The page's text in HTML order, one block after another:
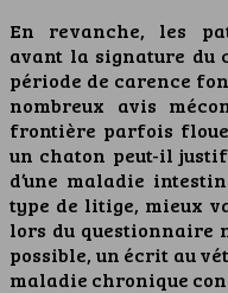
En revanche, les
avant la signature du
période de carence
nombreux avis
frontière parfois
un chaton peut-il
d’une maladie
type de litige, mieux
lors du questionnaire
possible, un écrit au
maladie chronique